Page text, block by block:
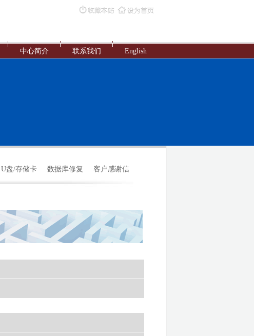
中心简介 联系我们 English
U盘/存储卡 数据库修复 客户感谢信